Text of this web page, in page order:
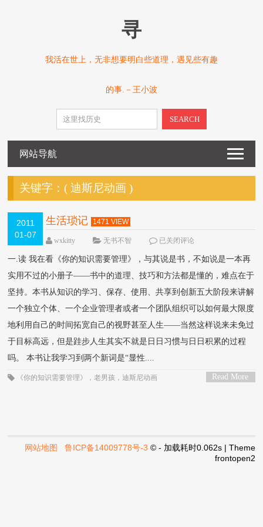
寻
我活在世上，无非想要明白些道理，遇见些有趣
的事.－王小波
SEARCH
网站导航
关键字：(迪斯尼动画 )
2011
01-07
生活琐记 1471 VIEW
wxkitty 无书不智 已关闭评论
一.读 我在看《你的知识需要管理》，与其说是书，不如说是一本再
实用不过的小册子——书中的道理、技巧和方法都是懂的，难点在于
坚持。本书从知识的学习、保存、使用、共享到创新五大阶段来讲解
一个独立个体、一个企业管理者或者一个团队组织可以如何最大限度
地利用自己的时间拓宽自己的视野甚至人生——当然这样说来未免过
于目标高远，但是跬步人生其实不就是日日习惯与日日积累的过程
吗。 本书让我学习到两个新词是“显性....
Read More
《你的知识需要管理》 ，老男孩 ，迪斯尼动画
网站地图 鲁ICP备14009778号-3 © - 加载耗时0.062s | Theme
frontopen2